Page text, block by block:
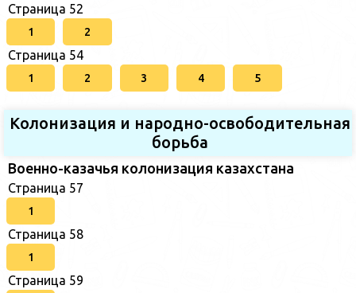
Страница 52
1 2
Страница 54
1 2 3 4 5
Колонизация и народно-освободительная
борьба
Военно-казачья колонизация казахстана
Страница 57
1
Страница 58
1
Страница 59